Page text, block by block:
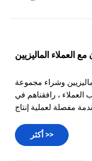
مع العملاء الماليزيين
وشراء مجموعة
، رافقناهم في
مفصلة لعملية إنتاج
أكثر >>